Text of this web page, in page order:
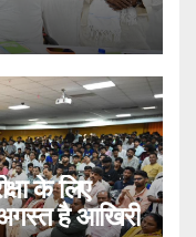
के लिए
है आखिरी